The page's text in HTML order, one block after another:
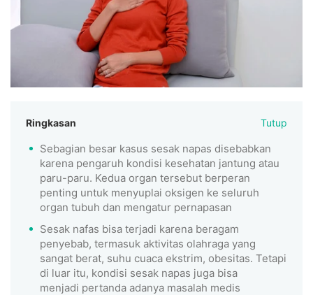
Ringkasan Tutup
Sebagian besar kasus sesak napas disebabkan
karena pengaruh kondisi kesehatan jantung atau
paru-paru. Kedua organ tersebut berperan
penting untuk menyuplai oksigen ke seluruh
organ tubuh dan mengatur pernapasan
Sesak nafas bisa terjadi karena beragam
penyebab, termasuk aktivitas olahraga yang
sangat berat, suhu cuaca ekstrim, obesitas. Tetapi
di luar itu, kondisi sesak napas juga bisa
menjadi pertanda adanya masalah medis